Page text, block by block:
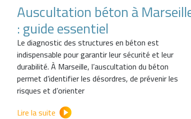
Auscultation béton à
: guide essentiel
Le diagnostic des structures en béton est
indispensable pour garantir leur sécurité et leur
durabilité. À Marseille, l’auscultation du béton
permet d’identifier les désordres, de prévenir les
risques et d’orienter
Lire la suite